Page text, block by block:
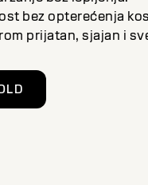
bez opterećenja
prijatan, sjajan i